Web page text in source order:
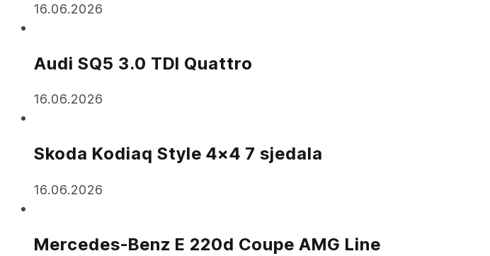
16.06.2026
Audi SQ5 3.0 TDI Quattro
16.06.2026
Skoda Kodiaq Style 4×4 7 sjedala
16.06.2026
Mercedes-Benz E 220d Coupe AMG Line